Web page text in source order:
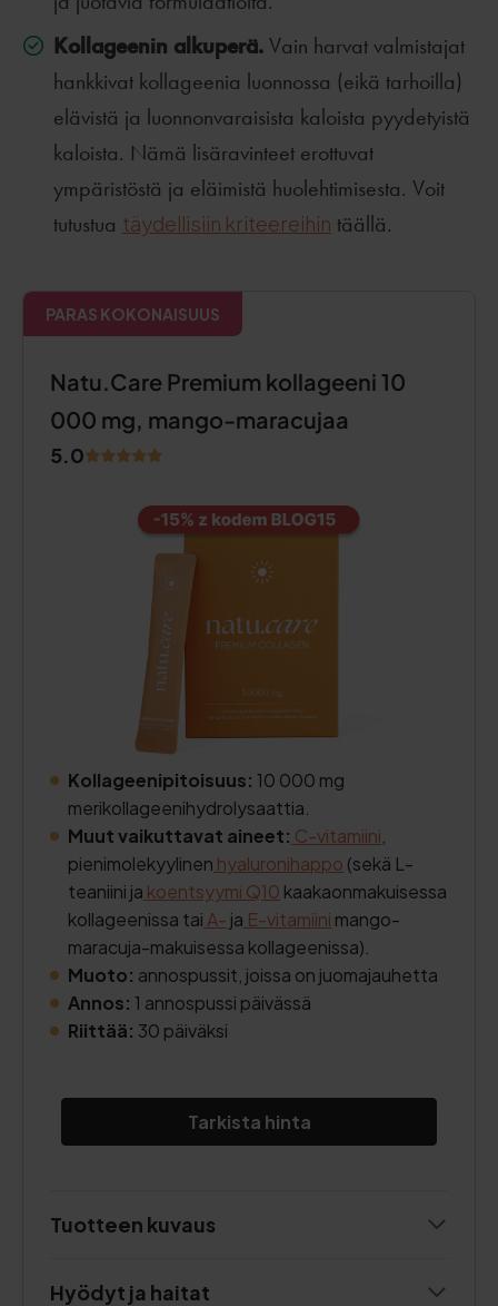
Kollageenin alkuperä. Vain harvat valmistajat
hankkivat kollageenia luonnossa (eikä tarhoilla)
elävistä ja luonnonvaraisista kaloista pyydetyistä
kaloista. Nämä lisäravinteet erottuvat
ympäristöstä ja eläimistä huolehtimisesta. Voit
tutustua täydellisiin kriteereihin täällä.
PARAS KOKONAISUUS
Natu.Care Premium kollageeni 10
000 mg, mango-maracujaa
5.0
Kollageenipitoisuus: 10 000 mg
merikollageenihydrolysaattia.
Muut vaikuttavat aineet: C-vitamiini
pienimolekyylinen hyaluronihappo (sekä L-
teaniini ja koentsyymi Q10 kaakaonmakuisessa
kollageenissa tai A- ja E-vitamiini mango-
maracuja-makuisessa kollageenissa).
Muoto: annospussit, joissa on juomajauhetta
Annos: 1 annospussi päivässä
Riittää: 30 päiväksi
Tarkista hinta
Tuotteen kuvaus
Hyödyt ja haitat